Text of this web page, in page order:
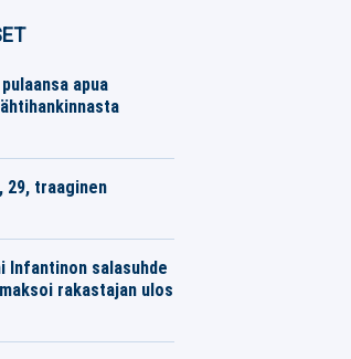
apua
29, traaginen
Infantinon salasuhde
rakastajan ulos